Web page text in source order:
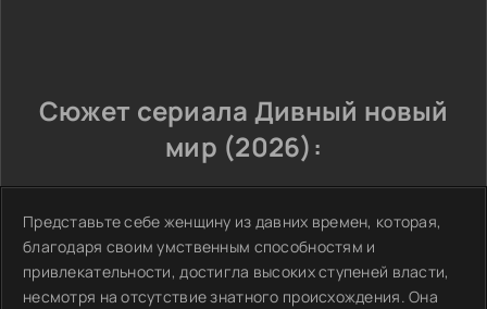
Сюжет сериала Дивный новый
мир (2026):
Представьте себе женщину из давних времен, которая,
благодаря своим умственным способностям и
привлекательности, достигла высоких ступеней власти,
несмотря на отсутствие знатного происхождения. Она